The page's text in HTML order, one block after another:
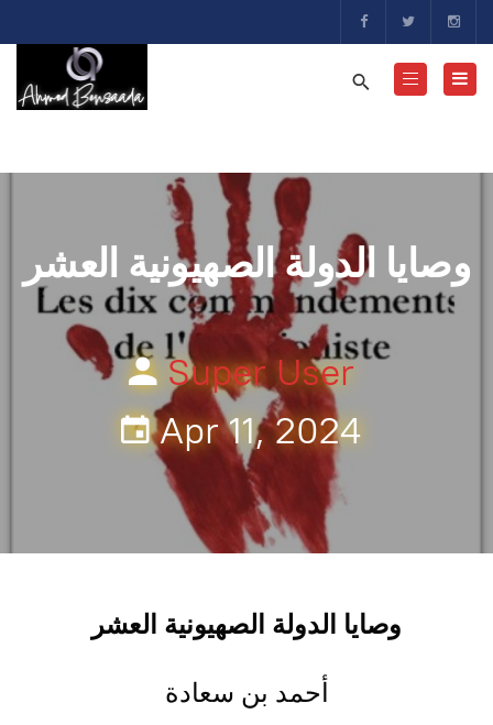
وصايا الدولة الصهيونية العشر
Super User
Apr 11, 2024
وصايا الدولة الصهيونية العشر
أحمد بن سعادة